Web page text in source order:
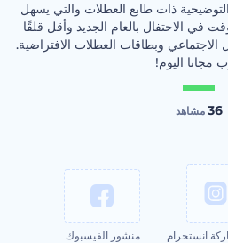
ذات طابع العطلات والتي يسهل
في الاحتفال بالعام الجديد وأقل قلقًا
وبطاقات العطلات الافتراضية.
مجانا اليوم!
36 مشاهد
انستجرام
منشور الفيسبوك